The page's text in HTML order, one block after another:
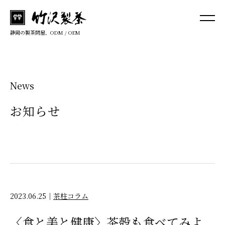
静岡の製茶問屋、ODM / OEM
News
お知らせ
2023.06.25 ｜ 茶柱コラム